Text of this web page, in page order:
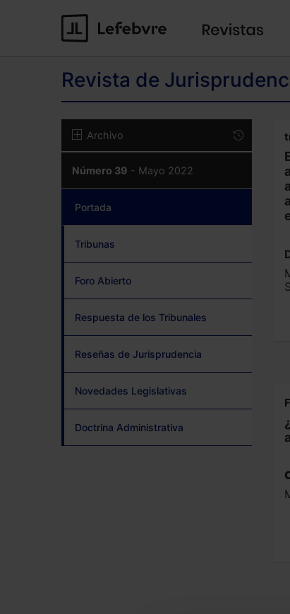
Revista de
Archivo
Número 39 - Mayo 2022
Portada
Tribunas
Foro Abierto
Respuesta de los Tribunales
Reseñas de Jurisprudencia
Novedades Legislativas
Doctrina Administrativa